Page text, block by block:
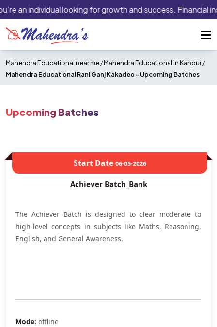
an individual looking for growth and success. Financial
Mahendra Educational near me/Mahendra Educational in Kanpur/
Mahendra Educational Rani Ganj Kakadeo - Upcoming Batches
Upcoming Batches
Start Date 06-05-2026
Achiever Batch_Bank
The Achiever Batch is designed to clear moderate to
high-level concepts in subjects like Maths, Reasoning,
English, and General Awareness.
Mode: offline